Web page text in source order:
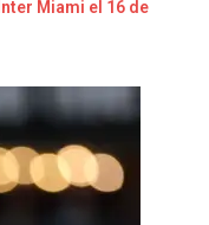
Miami el 16 de